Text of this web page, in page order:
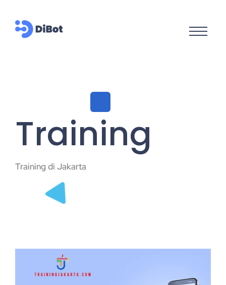
Training
Training di Jakarta